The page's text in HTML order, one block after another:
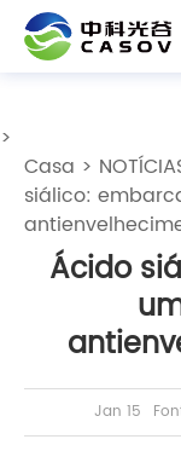
>
Casa >
siálico:
Ácido
Jan 15